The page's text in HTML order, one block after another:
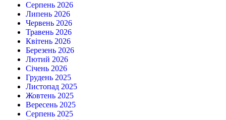
Серпень 2026
Липень 2026
Червень 2026
Травень 2026
Квітень 2026
Березень 2026
Лютий 2026
Січень 2026
Грудень 2025
Листопад 2025
Жовтень 2025
Вересень 2025
Серпень 2025